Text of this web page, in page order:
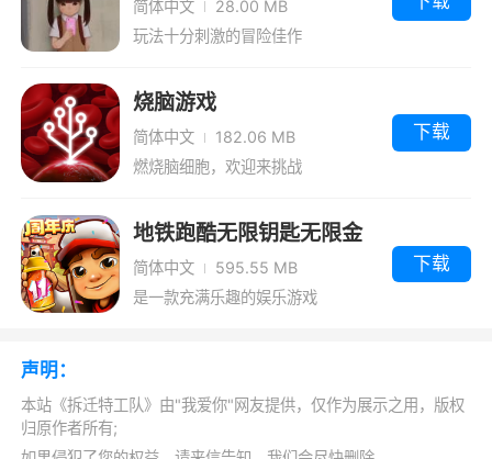
简体中文
28.00 MB
玩法十分刺激的冒险佳作
烧脑游戏
简体中文
182.06 MB
燃烧脑细胞，欢迎来挑战
下载
地铁跑酷无限钥匙无限金
币国际服
简体中文
595.55 MB
是一款充满乐趣的娱乐游戏
下载
声明：
本站《拆迁特工队》由"我爱你"网友提供，仅作为展示之用，版权
归原作者所有;